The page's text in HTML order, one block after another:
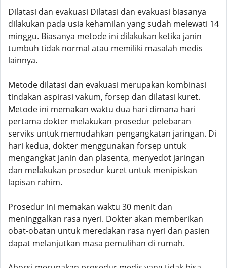
Dilatasi dan evakuasi Dilatasi dan evakuasi biasanya
dilakukan pada usia kehamilan yang sudah melewati 14
minggu. Biasanya metode ini dilakukan ketika janin
tumbuh tidak normal atau memiliki masalah medis
lainnya.
Metode dilatasi dan evakuasi merupakan kombinasi
tindakan aspirasi vakum, forsep dan dilatasi kuret.
Metode ini memakan waktu dua hari dimana hari
pertama dokter melakukan prosedur pelebaran
serviks untuk memudahkan pengangkatan jaringan. Di
hari kedua, dokter menggunakan forsep untuk
mengangkat janin dan plasenta, menyedot jaringan
dan melakukan prosedur kuret untuk menipiskan
lapisan rahim.
Prosedur ini memakan waktu 30 menit dan
meninggalkan rasa nyeri. Dokter akan memberikan
obat-obatan untuk meredakan rasa nyeri dan pasien
dapat melanjutkan masa pemulihan di rumah.